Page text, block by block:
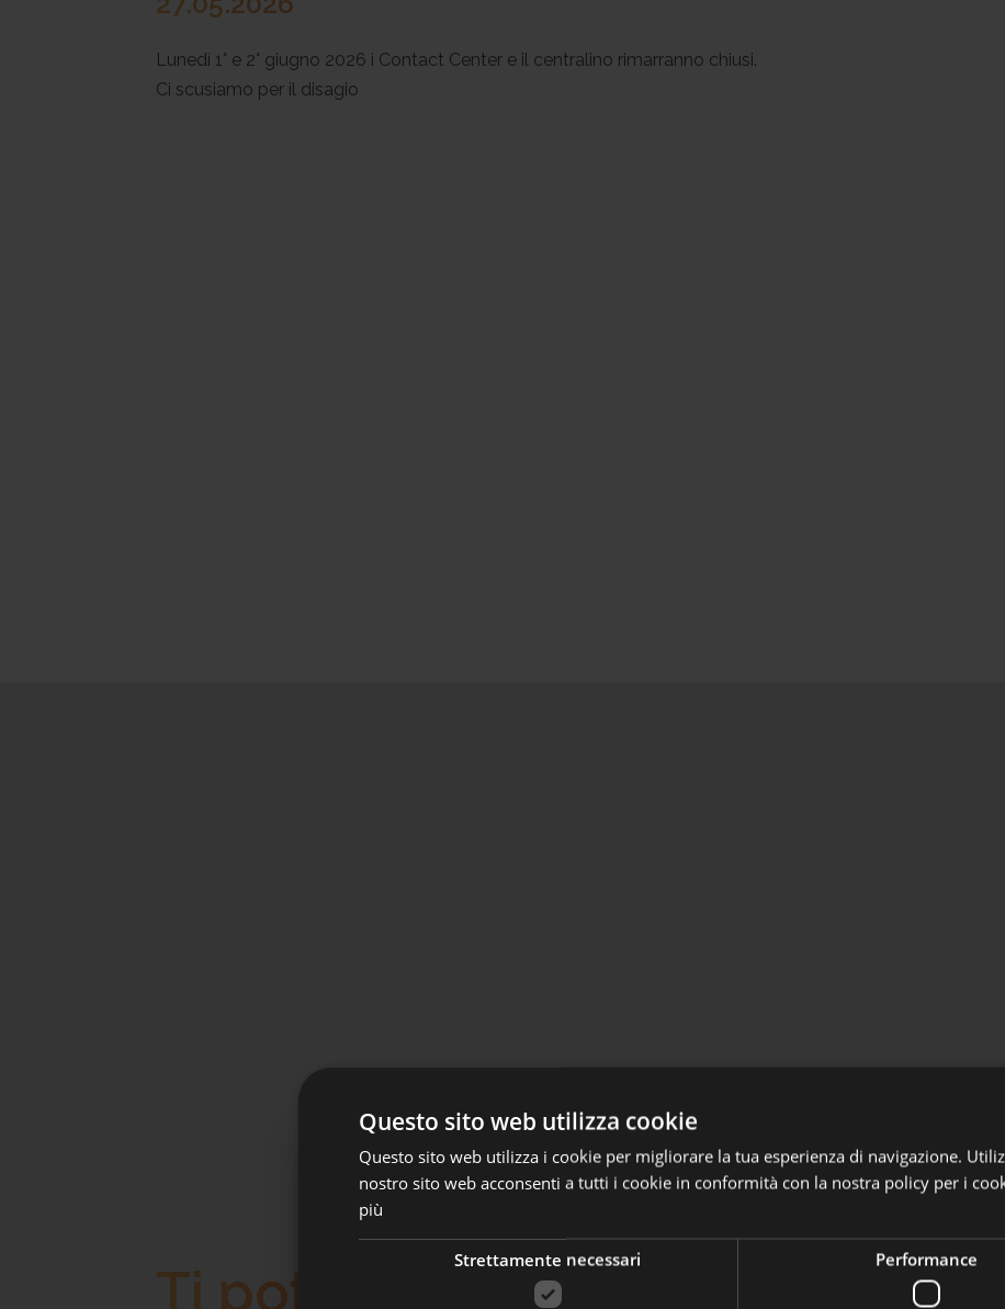
Lunedì 1° e 2° giugno 2026 i Contact Center e il centralino rimarranno chiusi.
Ci scusiamo per il disagio
Ti potrebbe interessare anche.
Adesioni automatiche
A partire dal 1° luglio 2026 Laborfonds può accogliere le adesioni automatiche dei
Questo sito web utilizza cookie
Questo sito web utilizza i cookie per migliorare la tua esperienza di navigazione.
nostro sito web acconsenti a tutti i cookie in conformità con la nostra policy per i
più
Strettamente necessari Performance